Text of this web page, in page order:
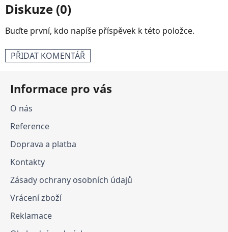
Diskuze (0)
Buďte první, kdo napíše příspěvek k této položce.
PŘIDAT KOMENTÁŘ
Informace pro vás
O nás
Reference
Doprava a platba
Kontakty
Zásady ochrany osobních údajů
Vrácení zboží
Reklamace